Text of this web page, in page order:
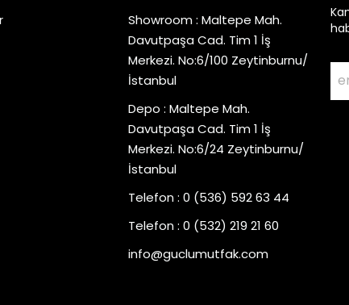
Showroom : Maltepe Mah.
Davutpaşa Cad. Tim 1 İş
Merkezi. No:6/100 Zeytinburnu/
İstanbul
Depo : Maltepe Mah.
Davutpaşa Cad. Tim 1 İş
Merkezi. No:6/24 Zeytinburnu/
İstanbul
Telefon : 0 (536) 592 63 44
Telefon : 0 (532) 219 21 60
info@guclumutfak.com